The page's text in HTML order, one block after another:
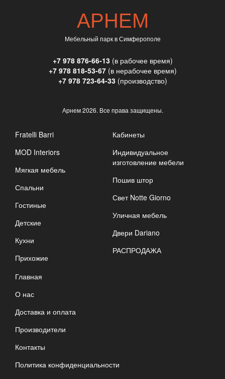
АРНЕМ
Мебельный парк в Симферополе
+7 978 876-66-13(в рабочее время)
+7 978 818-53-67(в нерабочее время)
+7 978 723-64-33(производство)
Арнем2026. Все права защищены.
Fratelli Barri
MOD Interiors
Мягкая мебель
Спальни
Гостиные
Детские
Кухни
Прихожие
Кабинеты
Индивидуальное
изготовление мебели
Пошив штор
Свет Notte Giorno
Уличная мебель
Двери Dariano
РАСПРОДАЖА
Главная
О нас
Доставка и оплата
Производители
Контакты
Политика конфиденциальности